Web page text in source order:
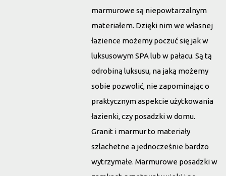
marmurowe są niepowtarzalnym
materiałem. Dzięki nim we własnej
łazience możemy poczuć się jak w
luksusowym SPA lub w pałacu. Są tą
odrobiną luksusu, na jaką możemy
sobie pozwolić, nie zapominając o
praktycznym aspekcie użytkowania
łazienki, czy posadzki w domu.
Granit i marmurto materiały
szlachetne a jednocześnie bardzo
wytrzymałe. Marmurowe posadzki w